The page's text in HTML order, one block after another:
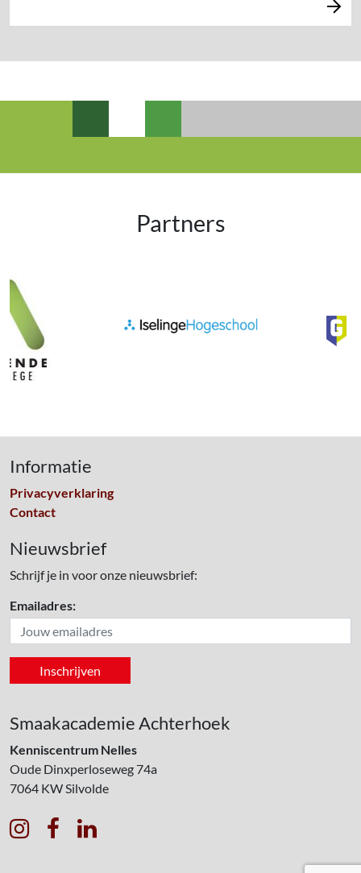
Partners
Informatie
Privacyverklaring
Contact
Nieuwsbrief
Schrijf je in voor onze nieuwsbrief:
Emailadres:
Smaakacademie Achterhoek
Kenniscentrum Nelles
Oude Dinxperloseweg 74a
7064 KW Silvolde
  